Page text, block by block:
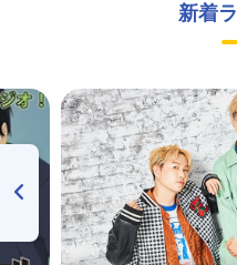
新着